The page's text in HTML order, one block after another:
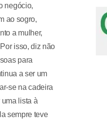
negócio,
ao sogro,
a mulher,
isso, diz não
para
a ser um
se na cadeira
lista à
sempre teve